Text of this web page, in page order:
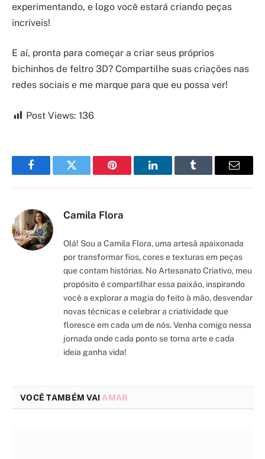
experimentando, e logo você estará criando peças
incríveis!
E aí, pronta para começar a criar seus próprios
bichinhos de feltro 3D? Compartilhe suas criações nas
redes sociais e me marque para que eu possa ver!
Post Views: 136
FacebookTwitter Pinterest LinkedInTumblr Email
Camila Flora
Olá! Sou a Camila Flora, uma artesã apaixonada
por transformar fios, cores e texturas em peças
que contam histórias. No Artesanato Criativo, meu
propósito é compartilhar essa paixão, inspirando
você a explorar a magia do feito à mão, desvendar
novas técnicas e celebrar a criatividade que
floresce em cada um de nós. Venha comigo nessa
jornada onde cada ponto se torna arte e cada
ideia ganha vida!
VOCÊ TAMBÉM VAI AMAR